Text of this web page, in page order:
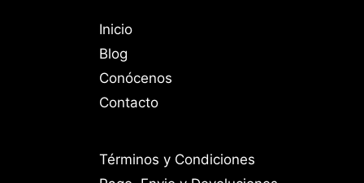
Inicio
Blog
Conócenos
Contacto
Términos y Condiciones